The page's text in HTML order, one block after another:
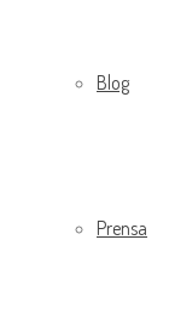
Blog
Prensa